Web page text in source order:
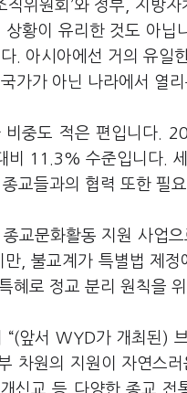
위원회’와 정부, 지방
황이 유리한 것도 아
. 아시아에선 거의 유
가가 아닌 나라에서 열
중도 적은 편입니다.
11.3% 수준입니다.
교들과의 협력 또한 필
교문화활동 지원 사업
, 불교계가 특별법 제
혜로 정교 분리 원칙을
앞서 WYD가 개최된)
원의 지원이 자연스러
신교 등 다양한 종교 전